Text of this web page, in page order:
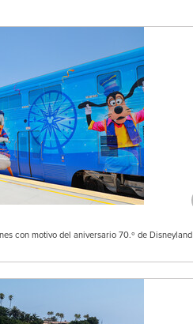
con motivo del aniversario 70.º de Disneyland